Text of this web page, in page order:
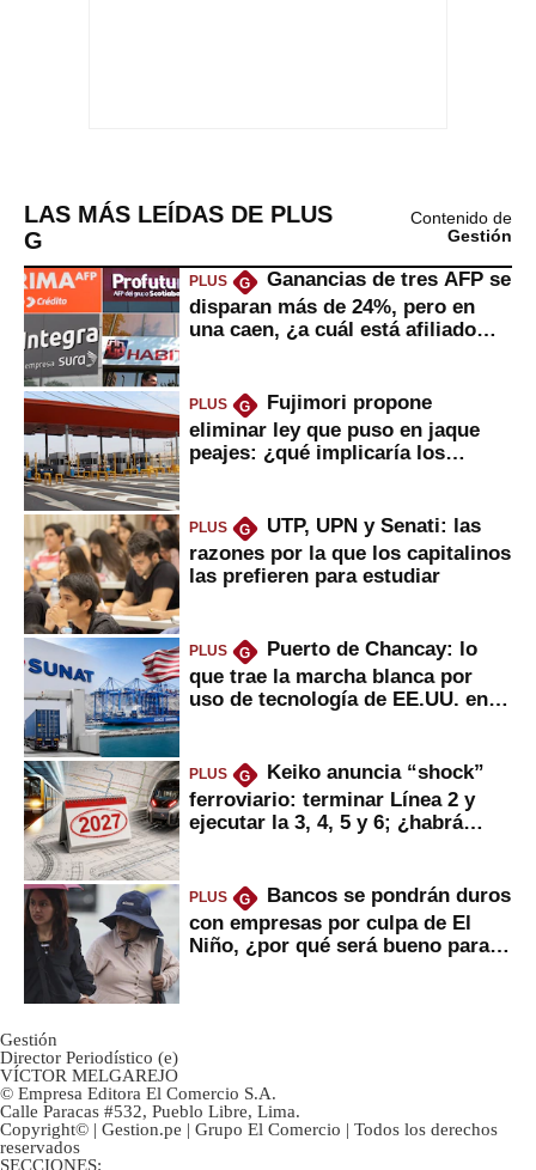
LAS MÁS LEÍDAS DE PLUS
G
Contenido de
Gestión
PLUS G
Ganancias de tres AFP se
disparan más de 24%, pero en
una caen, ¿a cuál está afiliado
PLUS G
Fujimori propone
eliminar ley que puso en jaque
peajes: ¿qué implicaría los
PLUS G
UTP, UPN y Senati: las
razones por la que los capitalinos
las prefieren para estudiar
PLUS G
Puerto de Chancay: lo
que trae la marcha blanca por
uso de tecnología de EE.UU. en
PLUS G
Keiko anuncia “shock”
ferroviario: terminar Línea 2 y
ejecutar la 3, 4, 5 y 6; ¿habrá
PLUS G
Bancos se pondrán duros
con empresas por culpa de El
Niño, ¿por qué será bueno para
Gestión
Director Periodístico (e)
VÍCTOR MELGAREJO
© Empresa Editora El Comercio S.A.
Calle Paracas #532, Pueblo Libre, Lima.
Copyright© | Gestion.pe | Grupo El Comercio | Todos los derechos
reservados
SECCIONES: